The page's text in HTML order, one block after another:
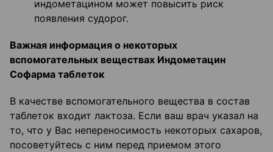
индометацином может повысить риск
появления судорог.
Важная информация о некоторых
вспомогательных веществах Индометацин
Софарма таблеток
В качестве вспомогательного вещества в состав
таблеток входит лактоза. Если ваш врач указал на
то, что у Вас непереносимость некоторых сахаров,
посоветуйтесь с ним перед приемом этого